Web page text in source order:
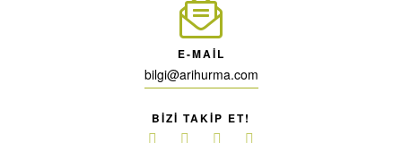
E-MAIL
bilgi@arihurma.com
BIZI TAKIP ET!